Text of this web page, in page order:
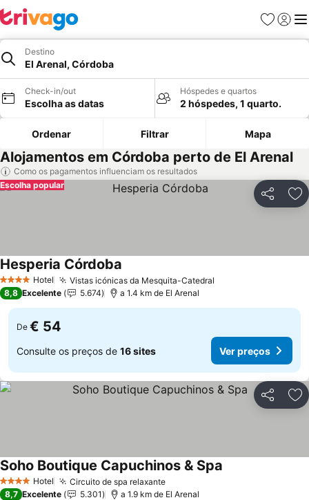
Favoritos
Iniciar
Destino
El Arenal, Córdoba
Check-in/out
Escolha as datas
Hóspedes e quartos
2 hóspedes, 1 quarto.
Ordenar Filtrar Mapa
Alojamentos em Córdoba perto de El Arenal
Como os pagamentos influenciam os resultados
Partilhar
Escolha popular
4 EstrelasHotel Vistas icónicas da Mesquita-Catedral
Hesperia Córdoba
8,8 Excelente 5.674 a 1.4 km de El Arenal
De € 54
Consulte os preços de 16 sites Ver preços
Partilhar
4 EstrelasHotel Circuito de spa relaxante
Soho Boutique Capuchinos & Spa
8,7 Excelente 5.301 a 1.9 km de El Arenal